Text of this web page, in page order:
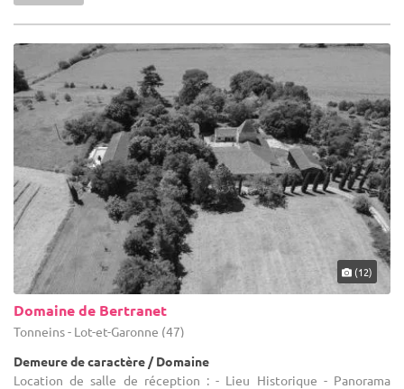
(12)
Domaine de Bertranet
Tonneins - Lot-et-Garonne (47)
Demeure de caractère / Domaine
Location de salle de réception : - Lieu Historique - Panorama